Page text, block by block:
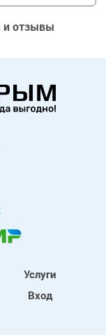
и отзывы
Услуги
Вход